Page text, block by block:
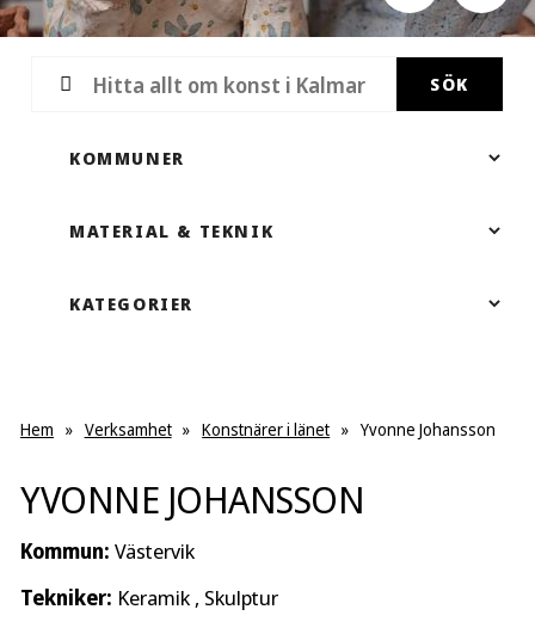
SÖK
Hem » Verksamhet » Konstnärer i länet » Yvonne Johansson
YVONNE JOHANSSON
Kommun: Västervik
Tekniker: Keramik , Skulptur